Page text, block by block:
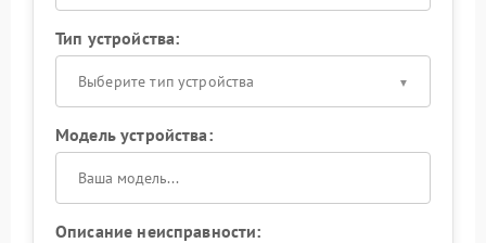
Тип устройства:
Выберите тип устройства
Модель устройства:
Описание неисправности: